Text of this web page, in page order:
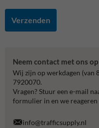
Verzenden
Neem contact met ons op
Wij zijn op werkdagen (van
7920070.
Vragen? Stuur een e-mail
formulier in en we reageren
info@trafficsupply.nl